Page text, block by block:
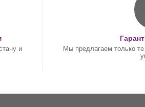
и
Мы предлагаем только